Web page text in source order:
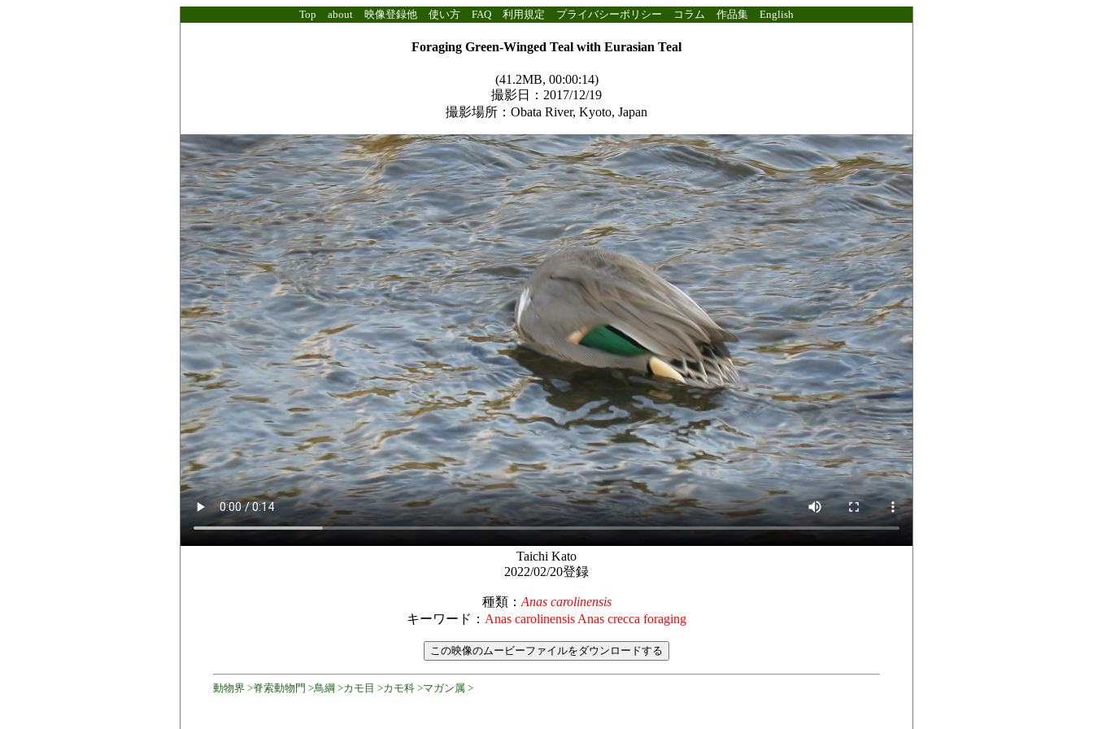
Top about 映像登録他 使い方 FAQ 利用規定 プライバシーポリシー コラム 作品集 English
Foraging Green-Winged Teal with Eurasian Teal
(41.2MB, 00:00:14)
撮影日：2017/12/19
撮影場所：Obata River, Kyoto, Japan
Taichi Kato
2022/02/20登録
種類： Anas carolinensis
キーワード： Anas carolinensis Anas crecca foraging
動物界 >脊索動物門 >鳥綱 >カモ目 >カモ科 >マガン属 >